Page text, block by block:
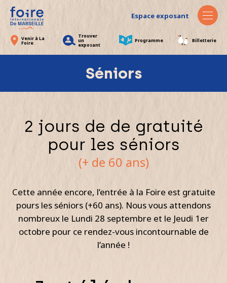
Espace exposant
Venir à La
Foire
Trouver
un
exposant
Programme Billetterie
Séniors
2 jours de de gratuité
pour les séniors
(+ de 60 ans)
Cette année encore, l’entrée à la Foire est gratuite
pours les séniors (+60 ans). Nous vous attendons
nombreux le Lundi 28 septembre et le Jeudi 1er
octobre pour ce rendez-vous incontournable de
l’année !